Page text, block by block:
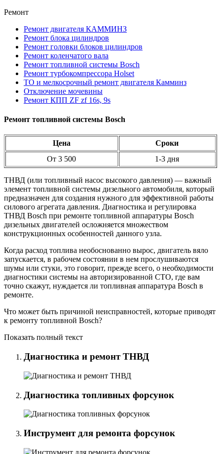
Ремонт
Ремонт двигателя КАММИНЗ
Ремонт блока цилиндров
Ремонт головки блоков цилиндров
Ремонт коленчатого вала
Ремонт топливной системы Bosch
Ремонт турбокомпрессора Holset
ТО и мелкосрочный ремонт двигателя Камминз
Отключение мочевины
Ремонт КПП ZF zf 16s, 9s
Ремонт топливной системы Bosch
Цена
Сроки
От 3 500
1-3 дня
ТНВД (или топливный насос высокого давления) — важный
элемент топливной системы дизельного автомобиля, который
предназначен для создания нужного для эффективной работы
силового агрегата давления. Диагностика и регулировка
ТНВД Bosch при ремонте топливной аппаратуры Bosch
дизельных двигателей осложняется множеством
конструкционных особенностей данного узла.
Когда расход топлива необоснованно вырос, двигатель вяло
запускается, в рабочем состоянии в нем прослушиваются
шумы или стуки, это говорит, прежде всего, о необходимости
диагностики системы на авторизированной СТО, где вам
точно скажут, нуждается ли топливная аппаратура Bosch в
ремонте.
Что может быть причиной неисправностей, которые приводят
к ремонту топливной Bosch?
Показать полный текст
Диагностика и ремонт ТНВД
Диагностика топливных форсунок
Инструмент для ремонта форсунок